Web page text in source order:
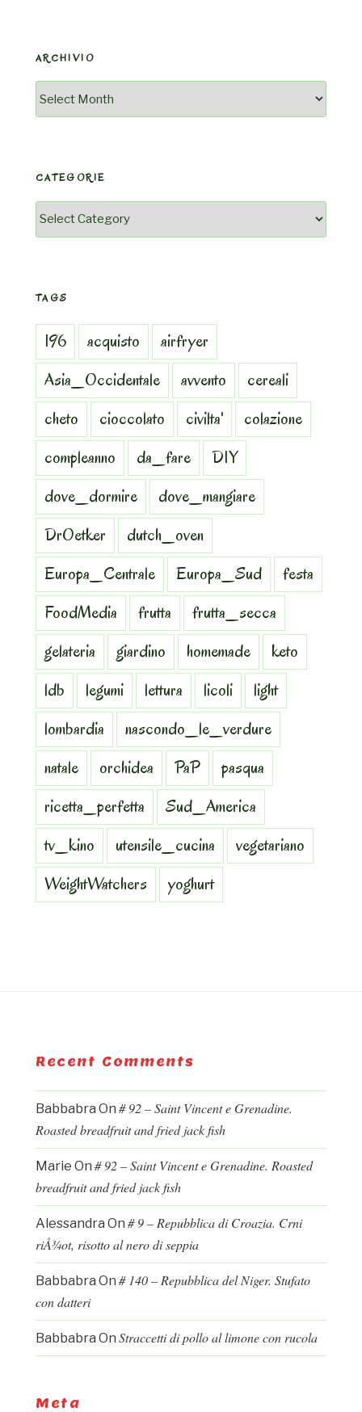
ARCHIVIO
Archivio
CATEGORIE
Categorie
TAGS
196 acquisto
airfryer
Asia_Occidentale
avvento
cereali
cheto
cioccolato civilta'
colazione
compleanno
da_fare
DIY
dove_dormire
dove_mangiare
DrOetker
dutch_oven
Europa_Centrale
Europa_Sud
festa
FoodMedia
frutta
frutta_secca
gelateria
giardino homemade
keto
ldb
legumi lettura licoli
light
lombardia
nascondo_le_verdure
natale
orchidea PaP
pasqua
ricetta_perfetta
Sud_America
tv_kino
utensile_cucina
vegetariano
WeightWatchers
yoghurt
Recent Comments
Babbabra On # 92 – Saint Vincent e Grenadine.
Roasted breadfruit and fried jack fish
Marie On # 92 – Saint Vincent e Grenadine. Roasted
breadfruit and fried jack fish
Alessandra On # 9 – Repubblica di Croazia. Crni
riÅ¾ot, risotto al nero di seppia
Babbabra On # 140 – Repubblica del Niger. Stufato
con datteri
Babbabra On Straccetti di pollo al limone con rucola
Meta